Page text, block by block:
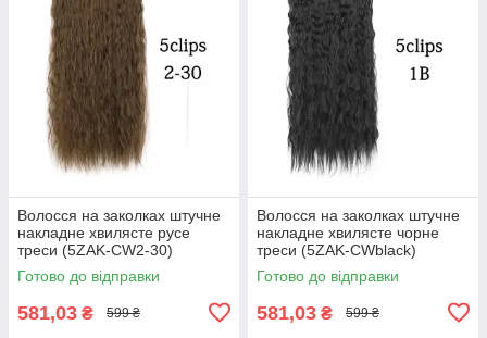
Волосся на заколках штучне
накладне хвилясте русе
треси (5ZAK-CW2-30)
Готово до відправки
581,03 ₴ 599 ₴
Волосся на заколках штучне
накладне хвилясте чорне
треси (5ZAK-CWblack)
Готово до відправки
581,03 ₴ 599 ₴